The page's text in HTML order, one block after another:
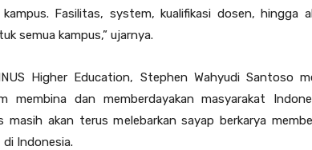
Fasilitas, system, kualifikasi dosen, hingga
semua kampus,” ujarnya.
Higher Education, Stephen Wahyudi Santoso
membina dan memberdayakan masyarakat
masih akan terus melebarkan sayap berkarya
Indonesia.